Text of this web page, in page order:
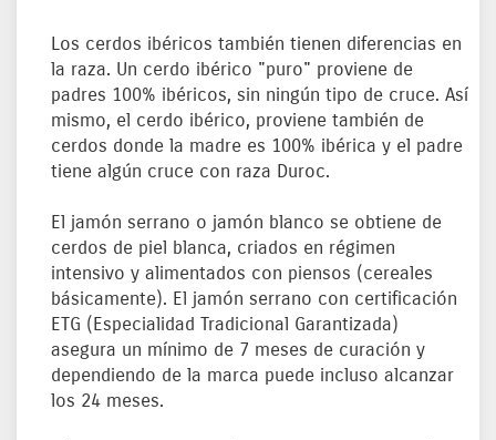
Los cerdos ibéricos también tienen diferencias en
la raza. Un cerdo ibérico "puro" proviene de
padres 100% ibéricos, sin ningún tipo de cruce. Así
mismo, el cerdo ibérico, proviene también de
cerdos donde la madre es 100% ibérica y el padre
tiene algún cruce con raza Duroc.
El jamón serrano o jamón blanco se obtiene de
cerdos de piel blanca, criados en régimen
intensivo y alimentados con piensos (cereales
básicamente). El jamón serrano con certificación
ETG (Especialidad Tradicional Garantizada)
asegura un mínimo de 7 meses de curación y
dependiendo de la marca puede incluso alcanzar
los 24 meses.